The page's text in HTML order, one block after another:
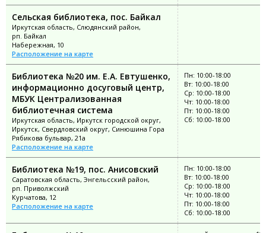
Сельская библиотека, пос. Байкал
Иркутская область, Слюдянский район,
рп. Байкал
Набережная, 10
Расположение на карте
Библиотека №20 им. Е.А. Евтушенко,
информационно досуговый центр,
МБУК Централизованная
библиотечная система
Иркутская область, Иркутск городской округ,
Иркутск, Свердловский округ, Синюшина Гора
Рябикова бульвар, 21а
Расположение на карте
Пн: 10:00-18:00
Вт: 10:00-18:00
Ср: 10:00-18:00
Чт: 10:00-18:00
Пт: 10:00-18:00
Сб: 10:00-18:00
Библиотека №19, пос. Анисовский
Саратовская область, Энгельсский район,
рп. Приволжский
Курчатова, 12
Расположение на карте
Пн: 10:00-18:00
Вт: 10:00-18:00
Ср: 10:00-18:00
Чт: 10:00-18:00
Пт: 10:00-18:00
Сб: 10:00-18:00